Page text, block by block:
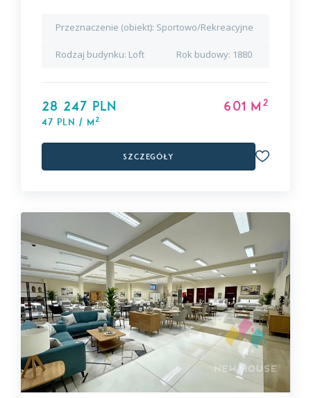
Przeznaczenie (obiekt): Sportowo/Rekreacyjne
Rodzaj budynku: Loft Rok budowy: 1880
28 247 PLN
47 PLN / m2
601 m 2
Szczegóły